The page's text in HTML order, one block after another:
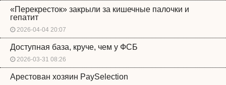
«Перекресток» закрыли за кишечные палочки и
гепатит
2026-04-04 20:07
Доступная база, круче, чем у ФСБ
2026-03-31 08:26
Арестован хозяин PaySelection